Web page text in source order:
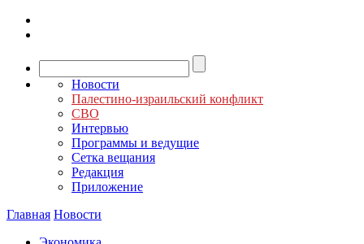
Новости
Палестино-израильский конфликт
СВО
Интервью
Программы и ведущие
Сетка вещания
Редакция
Приложение
Главная Новости